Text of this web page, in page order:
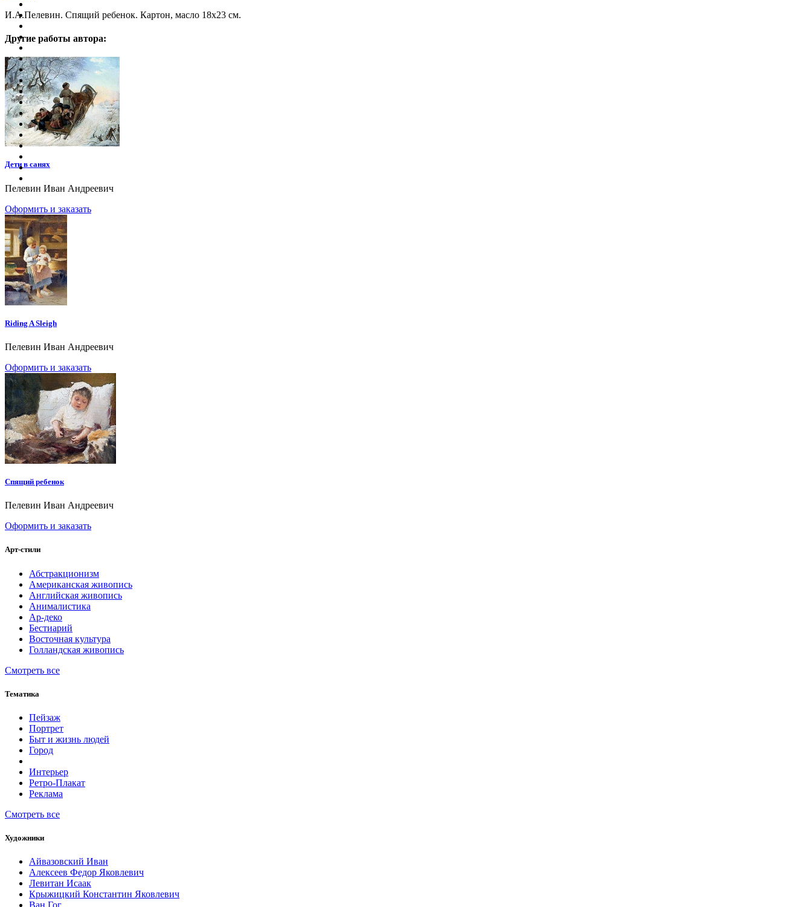
И.А.Пелевин. Спящий ребенок. Картон, масло 18х23 см.
Другие работы автора:
Дети в санях
Пелевин Иван Андреевич
Оформить и заказать
Riding A Sleigh
Пелевин Иван Андреевич
Оформить и заказать
Спящий ребенок
Пелевин Иван Андреевич
Оформить и заказать
Арт-стили
Абстракционизм
Американская живопись
Английская живопись
Анималистика
Ар-деко
Бестиарий
Восточная культура
Голландская живопись
Смотреть все
Тематика
Пейзаж
Портрет
Быт и жизнь людей
Город
Интерьер
Ретро-Плакат
Реклама
Смотреть все
Художники
Айвазовский Иван
Алексеев Федор Яковлевич
Левитан Исаак
Крыжицкий Константин Яковлевич